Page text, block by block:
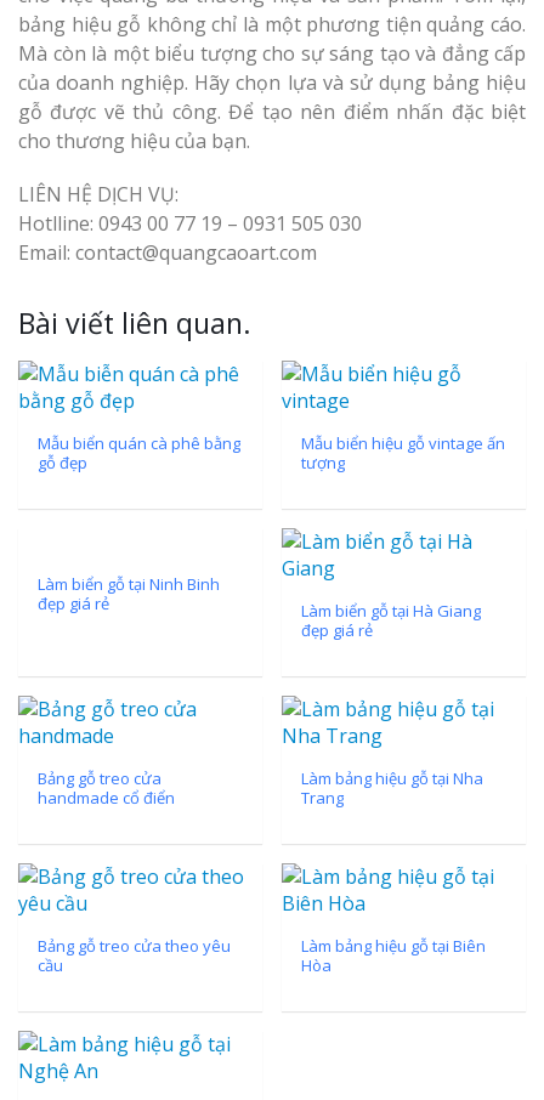
bảng hiệu gỗ không chỉ là một phương tiện quảng cáo.
Mà còn là một biểu tượng cho sự sáng tạo và đẳng cấp
của doanh nghiệp. Hãy chọn lựa và sử dụng bảng hiệu
gỗ được vẽ thủ công. Để tạo nên điểm nhấn đặc biệt
cho thương hiệu của bạn.
LIÊN HỆ DỊCH VỤ:
Hotlline: 0943 00 77 19 – 0931 505 030
Email: contact@quangcaoart.com
Bài viết liên quan.
Mẫu biển quán cà phê bằng
gỗ đẹp
Mẫu biển hiệu gỗ vintage ấn
tượng
Làm biển gỗ tại Ninh Binh
đẹp giá rẻ
Làm biển gỗ tại Hà Giang
đẹp giá rẻ
Bảng gỗ treo cửa
handmade cổ điển
Làm bảng hiệu gỗ tại Nha
Trang
Bảng gỗ treo cửa theo yêu
cầu
Làm bảng hiệu gỗ tại Biên
Hòa